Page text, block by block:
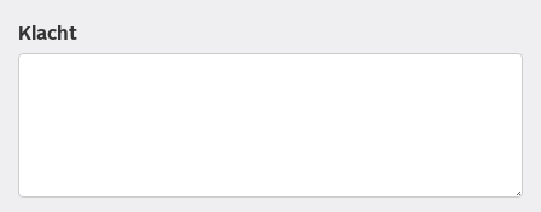
Klacht